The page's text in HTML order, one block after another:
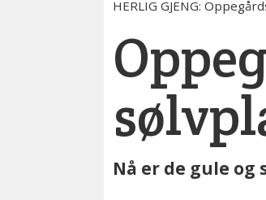
HERLIG GJENG:
Nå er de gule